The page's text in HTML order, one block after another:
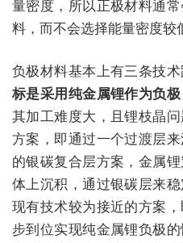
量密度，所以正极材料通
料，而不会选择能量密度较
负极材料基本上有三条技术
标是采用纯金属锂作为负极
其加工难度大，且锂枝晶
方案，即通过一个过渡层
的银碳复合层方案，金属
体上沉积，通过银碳层来
现有技术较为接近的方案
步到位实现纯金属锂负极